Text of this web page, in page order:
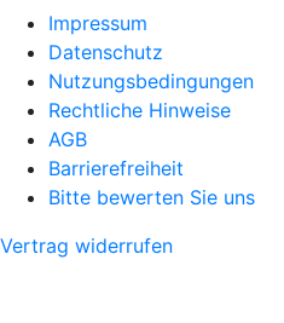
Impressum
Datenschutz
Nutzungsbedingungen
Rechtliche Hinweise
AGB
Barrierefreiheit
Bitte bewerten Sie uns
Vertrag widerrufen